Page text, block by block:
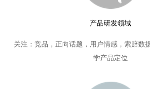
产品研发领域
关注：竞品，正向话题，用户情感，索赔数
学产品定位